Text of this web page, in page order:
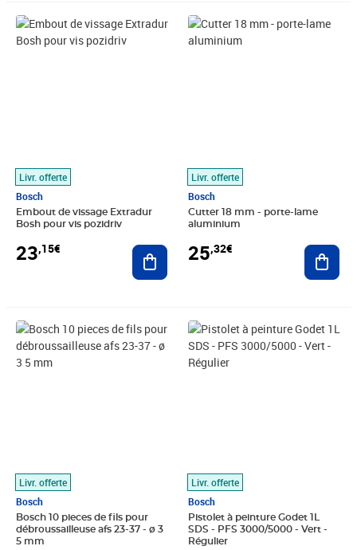
Livr. offerte
Bosch
Embout de vissage Extradur
Bosh pour vis pozidriv
23,15€
Prix 23,15€
Ajouter au panier
Livr. offerte
Bosch
Cutter 18 mm - porte-lame
aluminium
25,32€
Prix 25,32€
Livr. offerte
Bosch
Bosch 10 pieces de fils pour
débroussailleuse afs 23-37 - ø 3
5 mm
Prix 26,68€
Livr. offerte
Bosch
Pistolet à peinture Godet 1L
SDS - PFS 3000/5000 - Vert -
Régulier
Prix barré 31,99€
Prix 27,63€